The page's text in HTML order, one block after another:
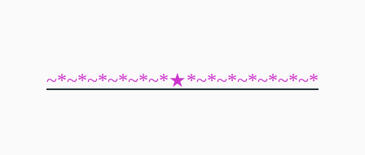
~*~*~*~*~*~*★*~*~*~*~*~*~*